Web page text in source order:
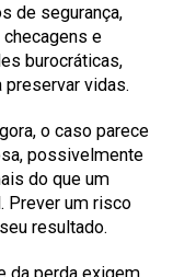
de segurança,
checagens e
burocráticas,
vidas.
o caso parece
possivelmente
do que um
Prever um risco
resultado.
da perda exigem